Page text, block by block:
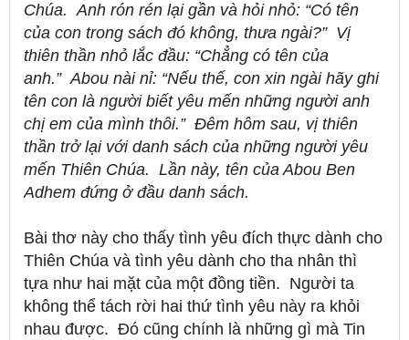
Chúa. Anh rón rén lại gần và hỏi nhỏ: “Có tên
của con trong sách đó không, thưa ngài?” Vị
thiên thần nhỏ lắc đầu: “Chẳng có tên của
anh.” Abou nài nỉ: “Nếu thế, con xin ngài hãy ghi
tên con là người biết yêu mến những người anh
chị em của mình thôi.” Đêm hôm sau, vị thiên
thần trở lại với danh sách của những người yêu
mến Thiên Chúa. Lần này, tên của Abou Ben
Adhem đứng ở đầu danh sách.
Bài thơ này cho thấy tình yêu đích thực dành cho
Thiên Chúa và tình yêu dành cho tha nhân thì
tựa như hai mặt của một đồng tiền. Người ta
không thể tách rời hai thứ tình yêu này ra khỏi
nhau được. Đó cũng chính là những gì mà Tin